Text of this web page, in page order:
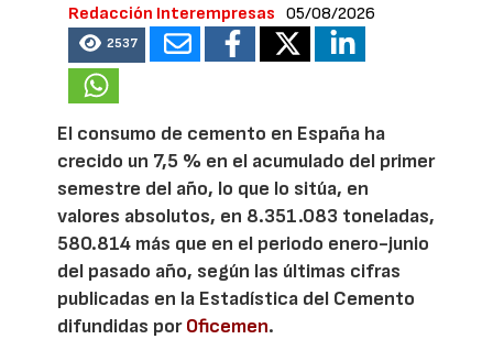
Redacción Interempresas 05/08/2026
2537
El consumo de cemento en España ha
crecido un 7,5 % en el acumulado del primer
semestre del año, lo que lo sitúa, en
valores absolutos, en 8.351.083 toneladas,
580.814 más que en el periodo enero-junio
del pasado año, según las últimas cifras
publicadas en la Estadística del Cemento
difundidas porOficemen.